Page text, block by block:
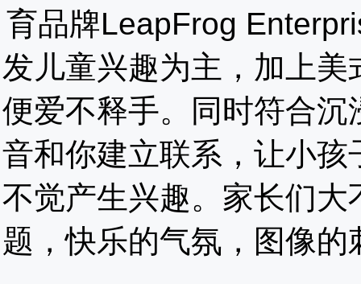
育品牌LeapFrog
发儿童兴趣为主，加上
便爱不释手。同时符合
音和你建立联系，让小
不觉产生兴趣。家长们
题，快乐的气氛，图像